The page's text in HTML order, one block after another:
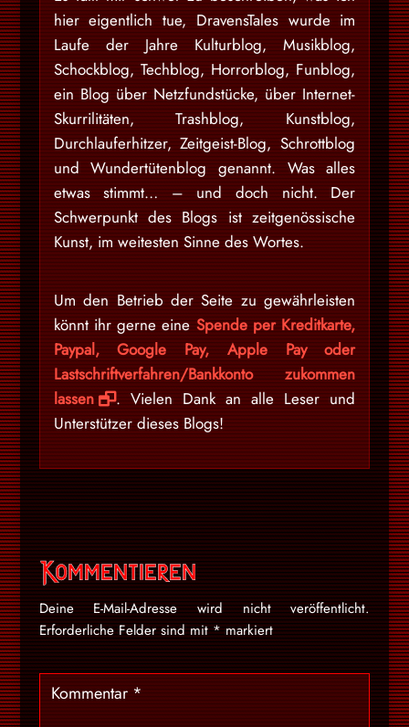
hier eigentlich tue, DravensTales wurde im
Laufe der Jahre Kulturblog, Musikblog,
Schockblog, Techblog, Horrorblog, Funblog,
ein Blog über Netzfundstücke, über Internet-
Skurrilitäten, Trashblog, Kunstblog,
Durchlauferhitzer, Zeitgeist-Blog, Schrottblog
und Wundertütenblog genannt. Was alles
etwas stimmt… – und doch nicht. Der
Schwerpunkt des Blogs ist zeitgenössische
Kunst, im weitesten Sinne des Wortes.
Um den Betrieb der Seite zu gewährleisten
könnt ihr gerne eine Spende per Kreditkarte,
Paypal, Google Pay, Apple Pay oder
Lastschriftverfahren/Bankkonto zukommen
lassen
. Vielen Dank an alle Leser und
Unterstützer dieses Blogs!
Kommentieren
Deine E-Mail-Adresse wird nicht veröffentlicht.
Erforderliche Felder sind mit*markiert